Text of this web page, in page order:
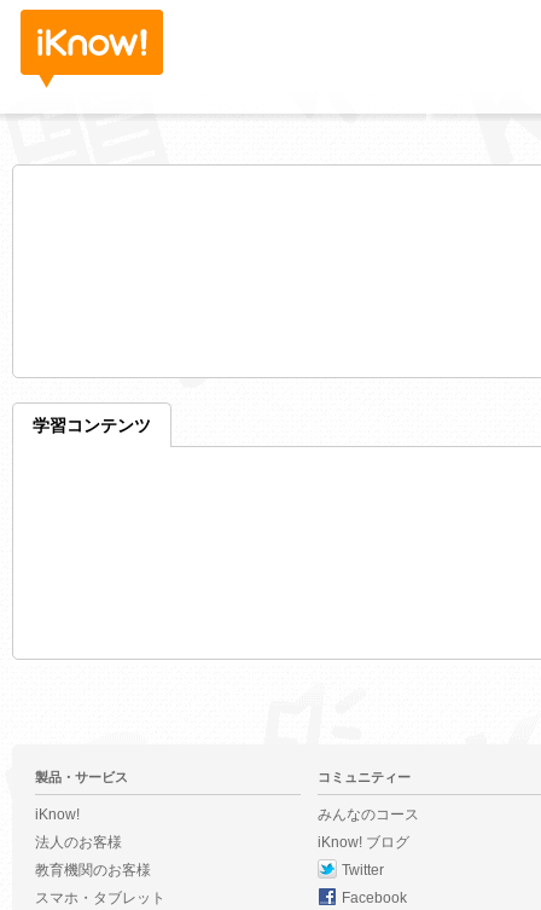
学習コンテンツ
製品・サービス
iKnow!
法人のお客様
教育機関のお客様
スマホ・タブレット
コミュニティー
みんなのコース
iKnow! ブログ
Twitter
Facebook